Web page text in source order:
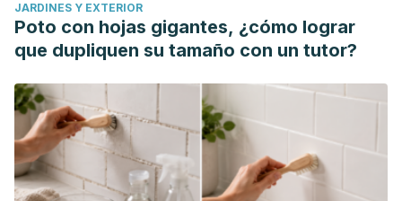
Element Research,
https://pubmed.ncbi.nlm.nih.gov/28160243/
Muñoz, T. M., Llamas, E. J. M., & Ruiz, J. R. (2024).
Association between lifestyle factors and thyroid function
in young sedentary euthyroid adults.
Food Science and
Human Wellness, 13(1), 265-275.
https://www.sciencedirect.com/science/article/pii/
JARDINES Y EXTERIOR
Poto con hojas gigantes, ¿cómo lograr
que dupliquen su tamaño con un tutor?